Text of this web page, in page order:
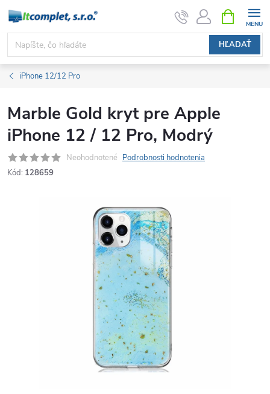
Prejsť
obsah
HĽADAŤ
KOŠÍK
iPhone 12/12 Pro
Marble Gold kryt pre Apple
iPhone 12 / 12 Pro, Modrý
Neohodnotené Podrobnosti hodnotenia
Kód: 128659